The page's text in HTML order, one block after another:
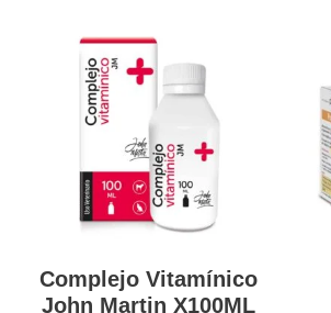
Complejo Vitamínico
John Martin X100ML